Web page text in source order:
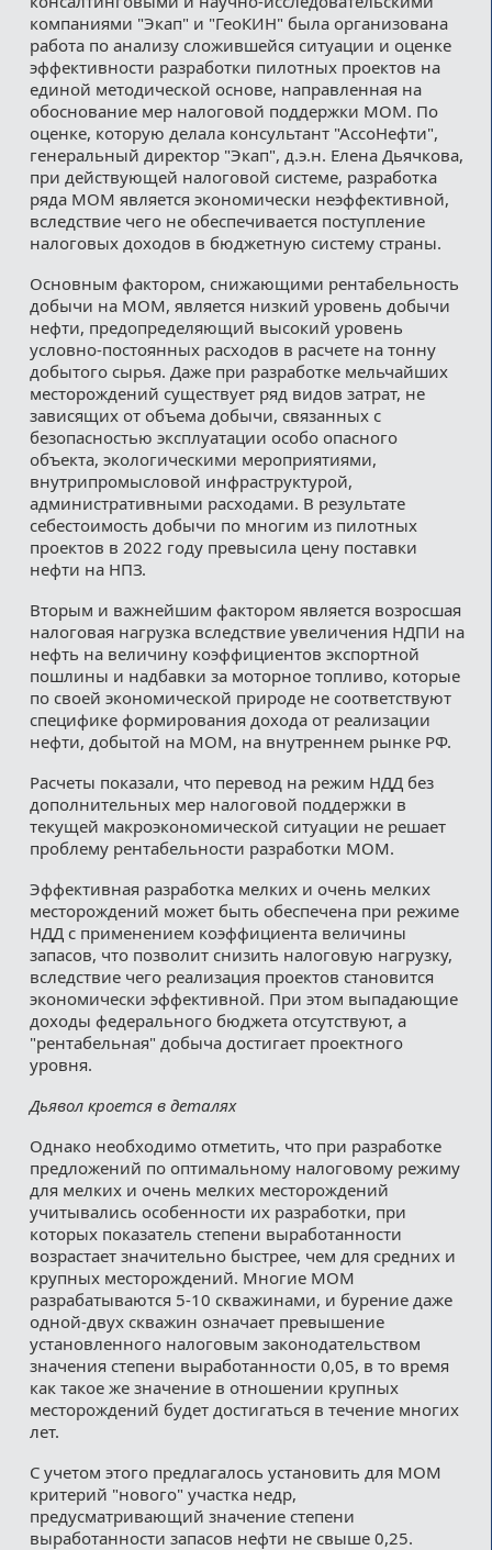
компаниями "Экап" и "ГеоКИН" была организована
работа по анализу сложившейся ситуации и оценке
эффективности разработки пилотных проектов на
единой методической основе, направленная на
обоснование мер налоговой поддержки МОМ. По
оценке, которую делала консультант "АссоНефти",
генеральный директор "Экап", д.э.н. Елена Дьячкова,
при действующей налоговой системе, разработка
ряда МОМ является экономически неэффективной,
вследствие чего не обеспечивается поступление
налоговых доходов в бюджетную систему страны.
Основным фактором, снижающими рентабельность
добычи на МОМ, является низкий уровень добычи
нефти, предопределяющий высокий уровень
условно-постоянных расходов в расчете на тонну
добытого сырья. Даже при разработке мельчайших
месторождений существует ряд видов затрат, не
зависящих от объема добычи, связанных с
безопасностью эксплуатации особо опасного
объекта, экологическими мероприятиями,
внутрипромысловой инфраструктурой,
административными расходами. В результате
себестоимость добычи по многим из пилотных
проектов в 2022 году превысила цену поставки
нефти на НПЗ.
Вторым и важнейшим фактором является возросшая
налоговая нагрузка вследствие увеличения НДПИ на
нефть на величину коэффициентов экспортной
пошлины и надбавки за моторное топливо, которые
по своей экономической природе не соответствуют
специфике формирования дохода от реализации
нефти, добытой на МОМ, на внутреннем рынке РФ.
Расчеты показали, что перевод на режим НДД без
дополнительных мер налоговой поддержки в
текущей макроэкономической ситуации не решает
проблему рентабельности разработки МОМ.
Эффективная разработка мелких и очень мелких
месторождений может быть обеспечена при режиме
НДД с применением коэффициента величины
запасов, что позволит снизить налоговую нагрузку,
вследствие чего реализация проектов становится
экономически эффективной. При этом выпадающие
доходы федерального бюджета отсутствуют, а
"рентабельная" добыча достигает проектного
уровня.
Дьявол кроется в деталях
Однако необходимо отметить, что при разработке
предложений по оптимальному налоговому режиму
для мелких и очень мелких месторождений
учитывались особенности их разработки, при
которых показатель степени выработанности
возрастает значительно быстрее, чем для средних и
крупных месторождений. Многие МОМ
разрабатываются 5-10 скважинами, и бурение даже
одной-двух скважин означает превышение
установленного налоговым законодательством
значения степени выработанности 0,05, в то время
как такое же значение в отношении крупных
месторождений будет достигаться в течение многих
лет.
С учетом этого предлагалось установить для МОМ
критерий "нового" участка недр,
предусматривающий значение степени
выработанности запасов нефти не свыше 0,25.